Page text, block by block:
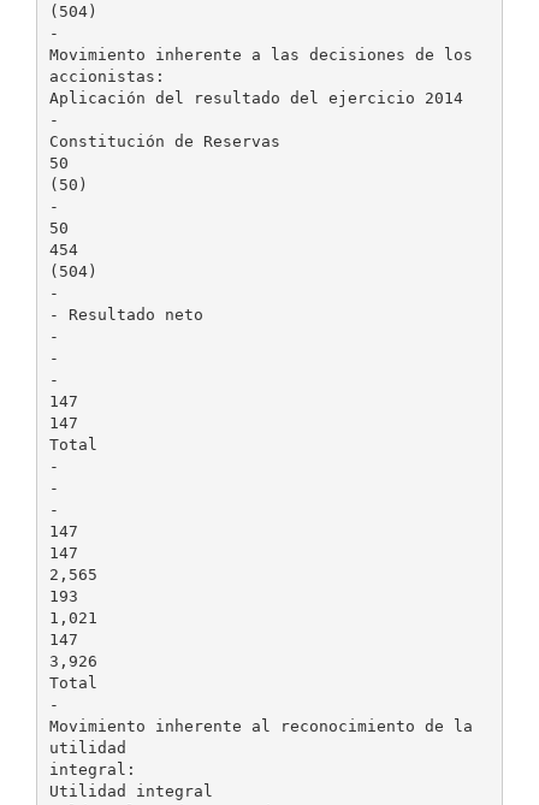
(504)
-
Movimiento inherente a las decisiones de los
accionistas:
Aplicación del resultado del ejercicio 2014
-
Constitución de Reservas
50
(50)
-
50
454
(504)
-
- Resultado neto
-
-
-
147
147
Total
-
-
-
147
147
2,565
193
1,021
147
3,926
Total
-
Movimiento inherente al reconocimiento de la
utilidad
integral:
Utilidad integral